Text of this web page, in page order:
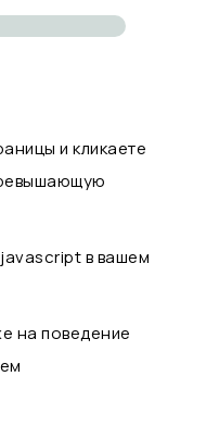
и кликаете
в вашем
на поведение